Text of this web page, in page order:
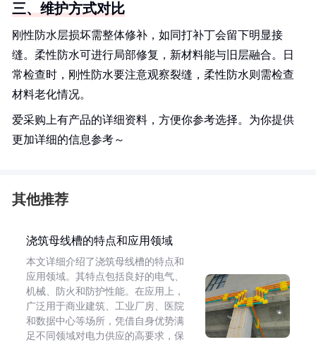
三、维护方式对比
刚性防水层损坏需整体修补，如同打补丁会留下明显接
缝。柔性防水可进行局部修复，新材料能与旧层融合。日
常检查时，刚性防水要注意观察裂缝，柔性防水则需检查
材料老化情况。
爱采购上有产品的详细资料，方便你参考选择。为你提供
更加详细的信息参考～
其他推荐
浇筑母线槽的特点和应用领域
本文详细介绍了浇筑母线槽的特点和
应用领域。其特点包括良好的电气、
机械、防火和防护性能。在应用上，
广泛用于商业建筑、工业厂房、医院
和数据中心等场所，凭借自身优势满
足不同领域对电力供应的高要求，保